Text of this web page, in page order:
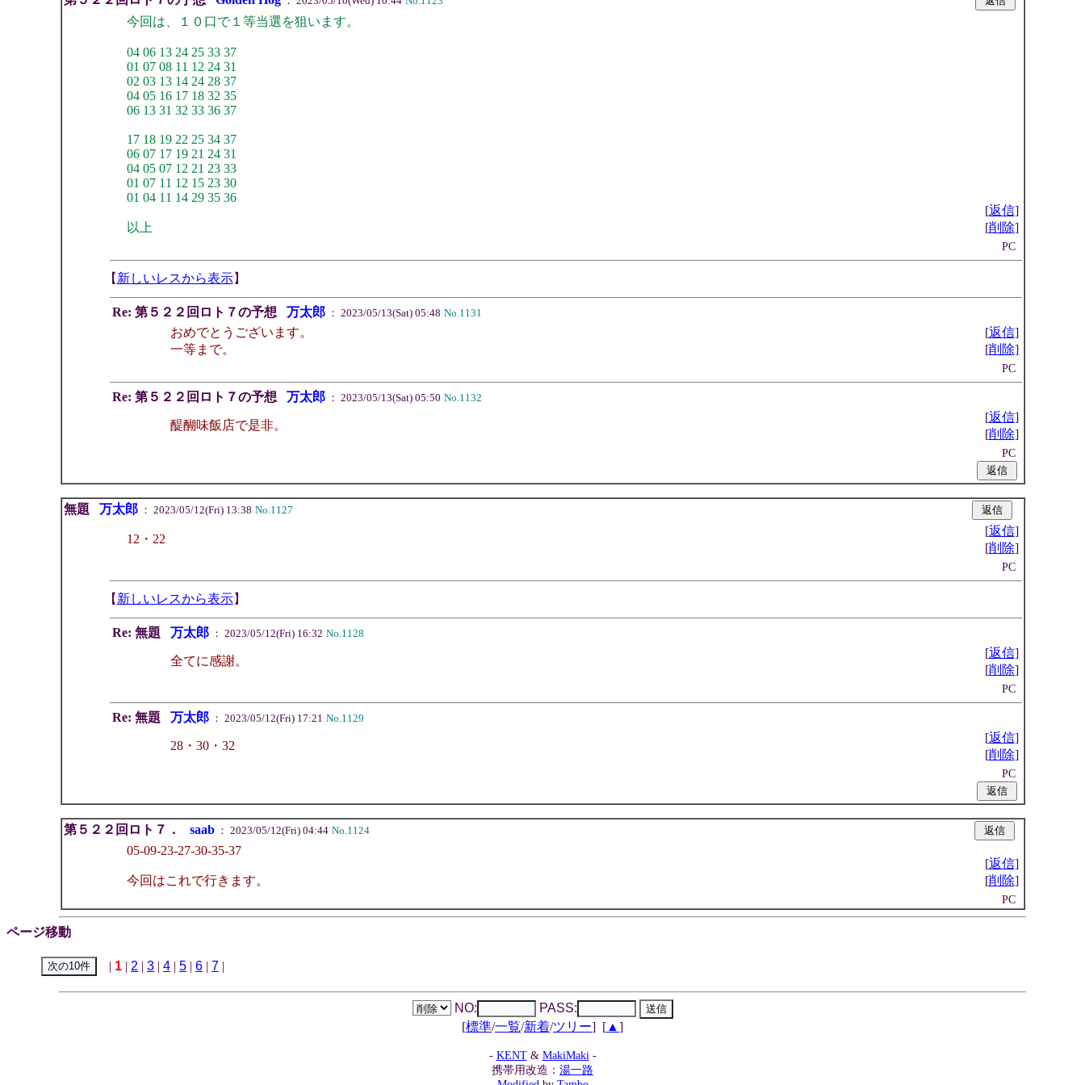
今回は、１０口で１等当選を狙います。
04 06 13 24 25 33 37
01 07 08 11 12 24 31
02 03 13 14 24 28 37
04 05 16 17 18 32 35
06 13 31 32 33 36 37
17 18 19 22 25 34 37
06 07 17 19 21 24 31
04 05 07 12 21 23 33
01 07 11 12 15 23 30
01 04 11 14 29 35 36
以上
[返信]
[削除]
PC
【 新しいレスから表示】
Re: 第５２２回ロト７の予想 万太郎： 2023/05/13(Sat) 05:48 No.1131
おめでとうございます。
一等まで。
[返信]
[削除]
PC
Re: 第５２２回ロト７の予想 万太郎： 2023/05/13(Sat) 05:50 No.1132
醍醐味飯店で是非。
[返信]
[削除]
PC
無題 万太郎： 2023/05/12(Fri) 13:38 No.1127
12・22
[返信]
[削除]
PC
【 新しいレスから表示】
Re: 無題 万太郎： 2023/05/12(Fri) 16:32 No.1128
全てに感謝。
[返信]
[削除]
PC
Re: 無題 万太郎： 2023/05/12(Fri) 17:21 No.1129
28・30・32
[返信]
[削除]
PC
第５２２回ロト７． saab： 2023/05/12(Fri) 04:44 No.1124
05-09-23-27-30-35-37
今回はこれで行きます。
[返信]
[削除]
PC
ページ移動
| 1 | 2 | 3 | 4 | 5 | 6 | 7 |
NO:
PASS:
[標準/一覧/新着/ツリー] [ ▲ ]
- KENT& MakiMaki -
携帯用改造： 湯一路